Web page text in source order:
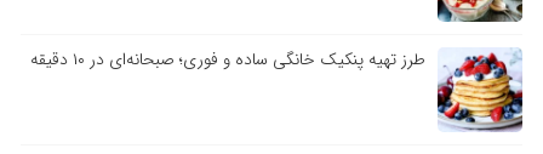
طرز تهیه پنکیک خانگی ساده و فوری؛ صبحانه‌ای در ۱۰ دقیقه